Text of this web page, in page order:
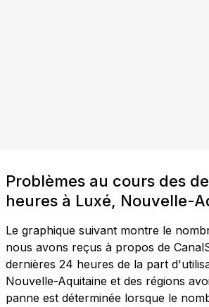
Problèmes au cours des
heures à Luxé, Nouvelle-
Le graphique suivant montre le
nous avons reçus à propos de
dernières 24 heures de la part
Nouvelle-Aquitaine et des régions
panne est déterminée lorsque le